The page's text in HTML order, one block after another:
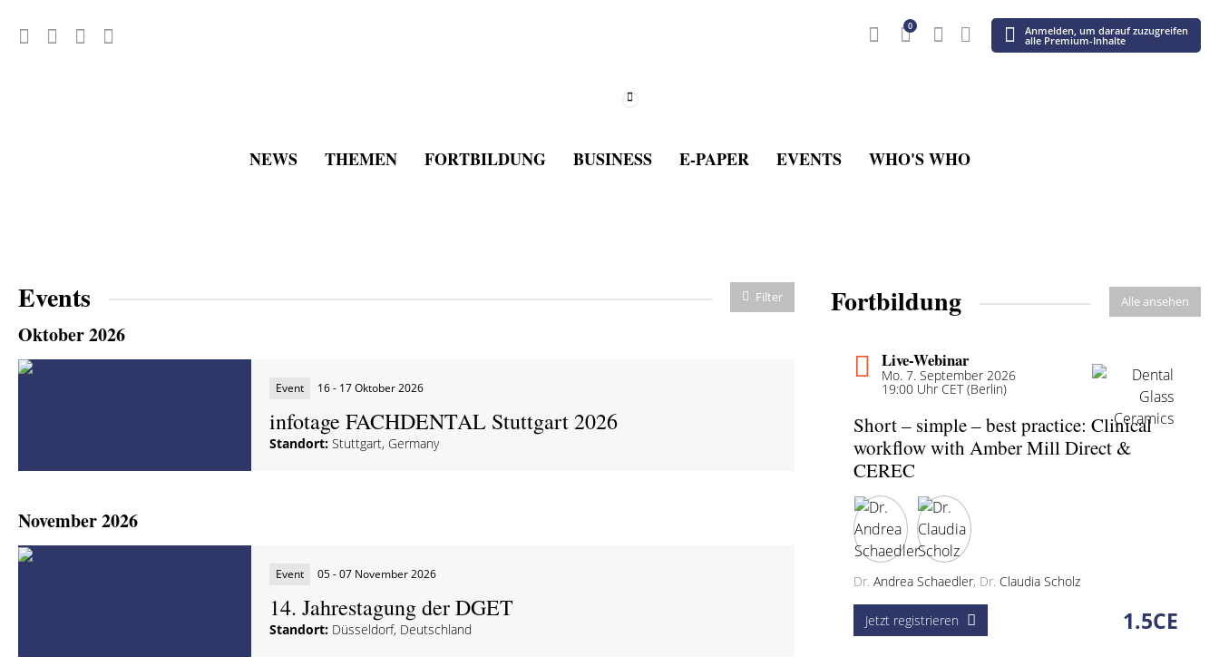
0 Anmelden, um darauf zuzugreifen
alle Premium-Inhalte
NEWS THEMEN FORTBILDUNG BUSINESS E-PAPER EVENTS WHO'S WHO
Events Filter
Oktober 2026
Event 16 - 17 Oktober 2026
infotage FACHDENTAL Stuttgart 2026
Standort: Stuttgart, Germany
November 2026
Event 05 - 07 November 2026
14. Jahrestagung der DGET
Standort: Düsseldorf, Deutschland
Fortbildung Alle ansehen
Live-Webinar
Mo. 7. September 2026
19:00 Uhr CET (Berlin)
Short – simple – best practice: Clinical
workflow with Amber Mill Direct &
CEREC
Dr. Andrea Schaedler, Dr. Claudia Scholz
Jetzt registrieren 1.5CE